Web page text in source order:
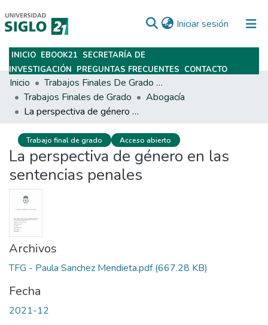
Iniciar sesión (current)
Subir
INICIO EBOOK21 SECRETARÍA DE
INVESTIGACIÓN PREGUNTAS FRECUENTES CONTACTO
Inicio
Trabajos Finales De Grado Y Posgrado
Trabajos Finales de Grado
Abogacía
La perspectiva de género en las sentencias penales
Trabajo final de grado Acceso abierto
La perspectiva de género en las
sentencias penales
Archivos
TFG - Paula Sanchez Mendieta.pdf(667.28 KB)
Fecha
2021-12